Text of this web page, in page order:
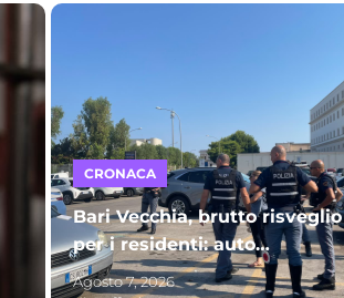
CRONACA
Bari Vecchia, brutto risveglio
per i residenti: auto
vandalizzate sul piazzale
Agosto 7, 2026